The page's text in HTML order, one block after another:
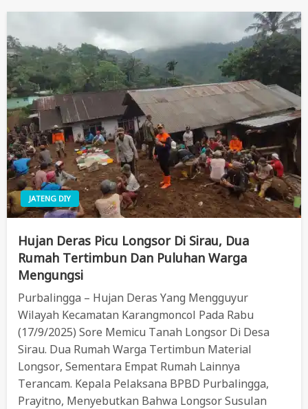
JATENG DIY
Hujan Deras Picu Longsor Di Sirau, Dua
Rumah Tertimbun Dan Puluhan Warga
Mengungsi
Purbalingga – Hujan Deras Yang Mengguyur
Wilayah Kecamatan Karangmoncol Pada Rabu
(17/9/2025) Sore Memicu Tanah Longsor Di Desa
Sirau. Dua Rumah Warga Tertimbun Material
Longsor, Sementara Empat Rumah Lainnya
Terancam. Kepala Pelaksana BPBD Purbalingga,
Prayitno, Menyebutkan Bahwa Longsor Susulan